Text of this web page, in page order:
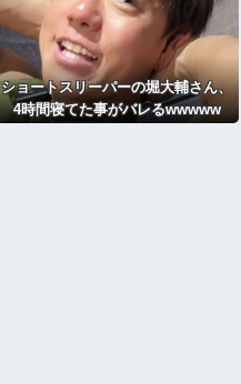
ショートスリーパーの堀大輔さん、
4時間寝てた事がバレるwwwww